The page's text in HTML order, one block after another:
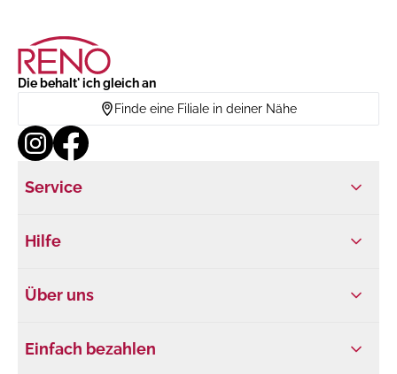
Die behalt' ich gleich an
Finde eine Filiale in deiner Nähe
Service
Hilfe
Über uns
Einfach bezahlen